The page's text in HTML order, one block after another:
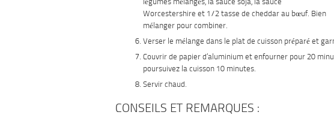
légumes mélangés, la sauce soja, la sauce
Worcestershire et 1/2 tasse de cheddar au bœuf. Bien
mélanger pour combiner.
Verser le mélange dans le plat de cuisson préparé et
Couvrir de papier d’aluminium et enfourner pour 20
poursuivez la cuisson 10 minutes.
Servir chaud.
CONSEILS ET REMARQUES :